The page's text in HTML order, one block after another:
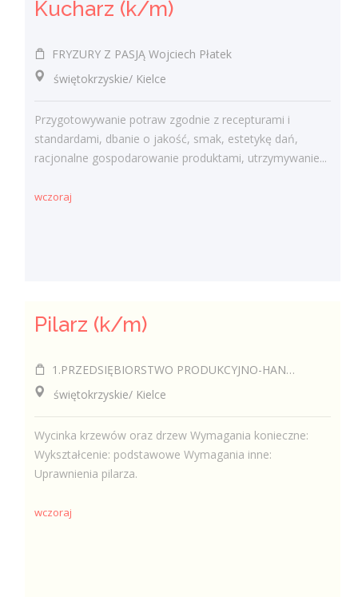
Kucharz (k/m)
FRYZURY Z PASJĄ Wojciech Płatek
świętokrzyskie/ Kielce
Przygotowywanie potraw zgodnie z recepturami i
standardami, dbanie o jakość, smak, estetykę dań,
racjonalne gospodarowanie produktami, utrzymywanie...
wczoraj
Pilarz (k/m)
1.PRZEDSIĘBIORSTWO PRODUKCYJNO-HANDLOWO-USŁUGOWE EUROPLUS JÓZEF MROZOWSKI 2.KAWIARNIA SANTANA JÓZEF MROZOWSKI
świętokrzyskie/ Kielce
Wycinka krzewów oraz drzew Wymagania konieczne:
Wykształcenie: podstawowe Wymagania inne:
Uprawnienia pilarza.
wczoraj